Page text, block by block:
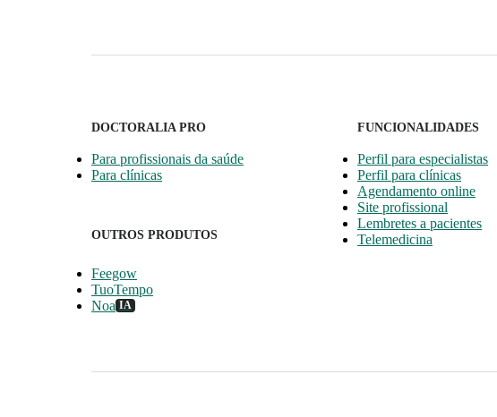
DOCTORALIA PRO
Para profissionais da saúde
Para clínicas
OUTROS PRODUTOS
Feegow
TuoTempo
Noa IA
FUNCIONALIDADES
Perfil para especialistas
Perfil para clínicas
Agendamento online
Site profissional
Lembretes a pacientes
Telemedicina